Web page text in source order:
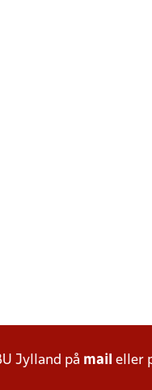
Jylland på mail eller